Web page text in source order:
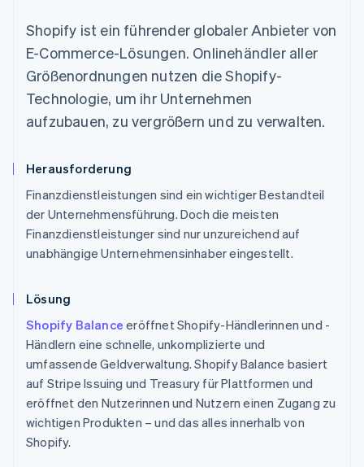
Shopify ist ein führender globaler Anbieter von
E-Commerce-Lösungen. Onlinehändler aller
Größenordnungen nutzen die Shopify-
Technologie, um ihr Unternehmen
aufzubauen, zu vergrößern und zu verwalten.
Herausforderung
Finanzdienstleistungen sind ein wichtiger Bestandteil
der Unternehmensführung. Doch die meisten
Finanzdienstleistunger sind nur unzureichend auf
unabhängige Unternehmensinhaber eingestellt.
Lösung
Shopify Balance eröffnet Shopify-Händlerinnen und -
Händlern eine schnelle, unkomplizierte und
umfassende Geldverwaltung. Shopify Balance basiert
auf Stripe Issuing und Treasury für Plattformen und
eröffnet den Nutzerinnen und Nutzern einen Zugang zu
wichtigen Produkten – und das alles innerhalb von
Shopify.